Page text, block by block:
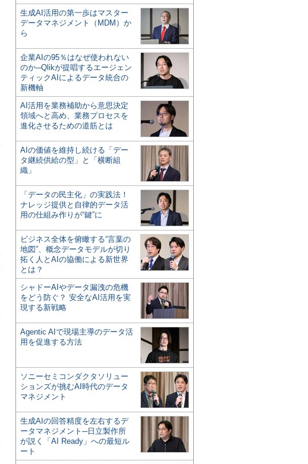
生成AI活用の第一歩はマスター
データマネジメント（MDM）か
ら
企業AIの95％はなぜ使われない
のか─Qlikが提唱するエージェン
ティックAIによるデータ統合の
新機軸
AI活用を業務補助から意思決定
領域へと高め、業務プロセスを
進化させるための道筋とは
AIの価値を維持し続ける「デー
タ継続供給の型」と「横断組
織」
「データの民主化」の実践法！
ナレッジ提供と自律的データ活
用の仕組み作りが“鍵”に
ビジネス全体を俯瞰する“言葉の
地図”、概念データモデルが切り
拓く人とAIの協働による新世界
とは？
シャドーAIやデータ漏洩の危機
をどう防ぐ？ 安全なAI活用を実
現する新戦略
Agentic AIで現場主導のデータ活
用を促進する方法
ソニーセミコンダクタソリュー
ションズが挑むAI時代のデータ
マネジメント
生成AIの回答精度を左右するデ
ータマネジメント─日立製作所
が説く「AI Ready」への最短ル
ート